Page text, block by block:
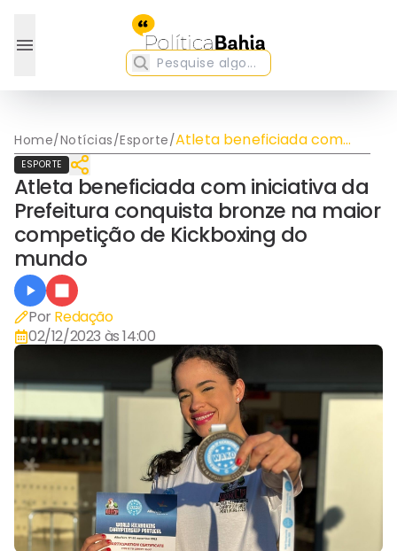
Home/Notícias/Esporte/Atleta beneficiada com
iniciativa da Prefeitura
conquista bronze na maior
competição de Kickboxing
do mundo
ESPORTE
Atleta beneficiada com iniciativa da
Prefeitura conquista bronze na maior
competição de Kickboxing do
mundo
Por Redação
02/12/2023 às 14:00